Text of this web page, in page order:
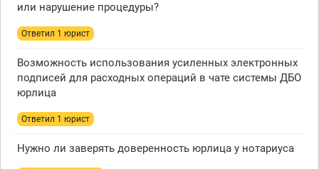
или нарушение процедуры?
Ответил 1 юрист
Возможность использования усиленных электронных
подписей для расходных операций в чате системы ДБО
юрлица
Ответил 1 юрист
Нужно ли заверять доверенность юрлица у нотариуса